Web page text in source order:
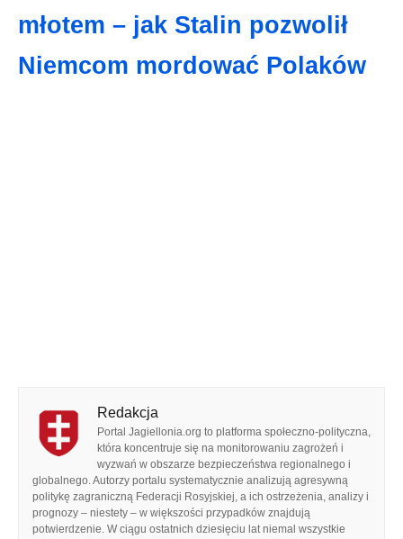
młotem – jak Stalin pozwolił
Niemcom mordować Polaków
Redakcja
Portal Jagiellonia.org to platforma społeczno-polityczna,
która koncentruje się na monitorowaniu zagrożeń i
wyzwań w obszarze bezpieczeństwa regionalnego i
globalnego. Autorzy portalu systematycznie analizują agresywną
politykę zagraniczną Federacji Rosyjskiej, a ich ostrzeżenia, analizy i
prognozy – niestety – w większości przypadków znajdują
potwierdzenie. W ciągu ostatnich dziesięciu lat niemal wszystkie